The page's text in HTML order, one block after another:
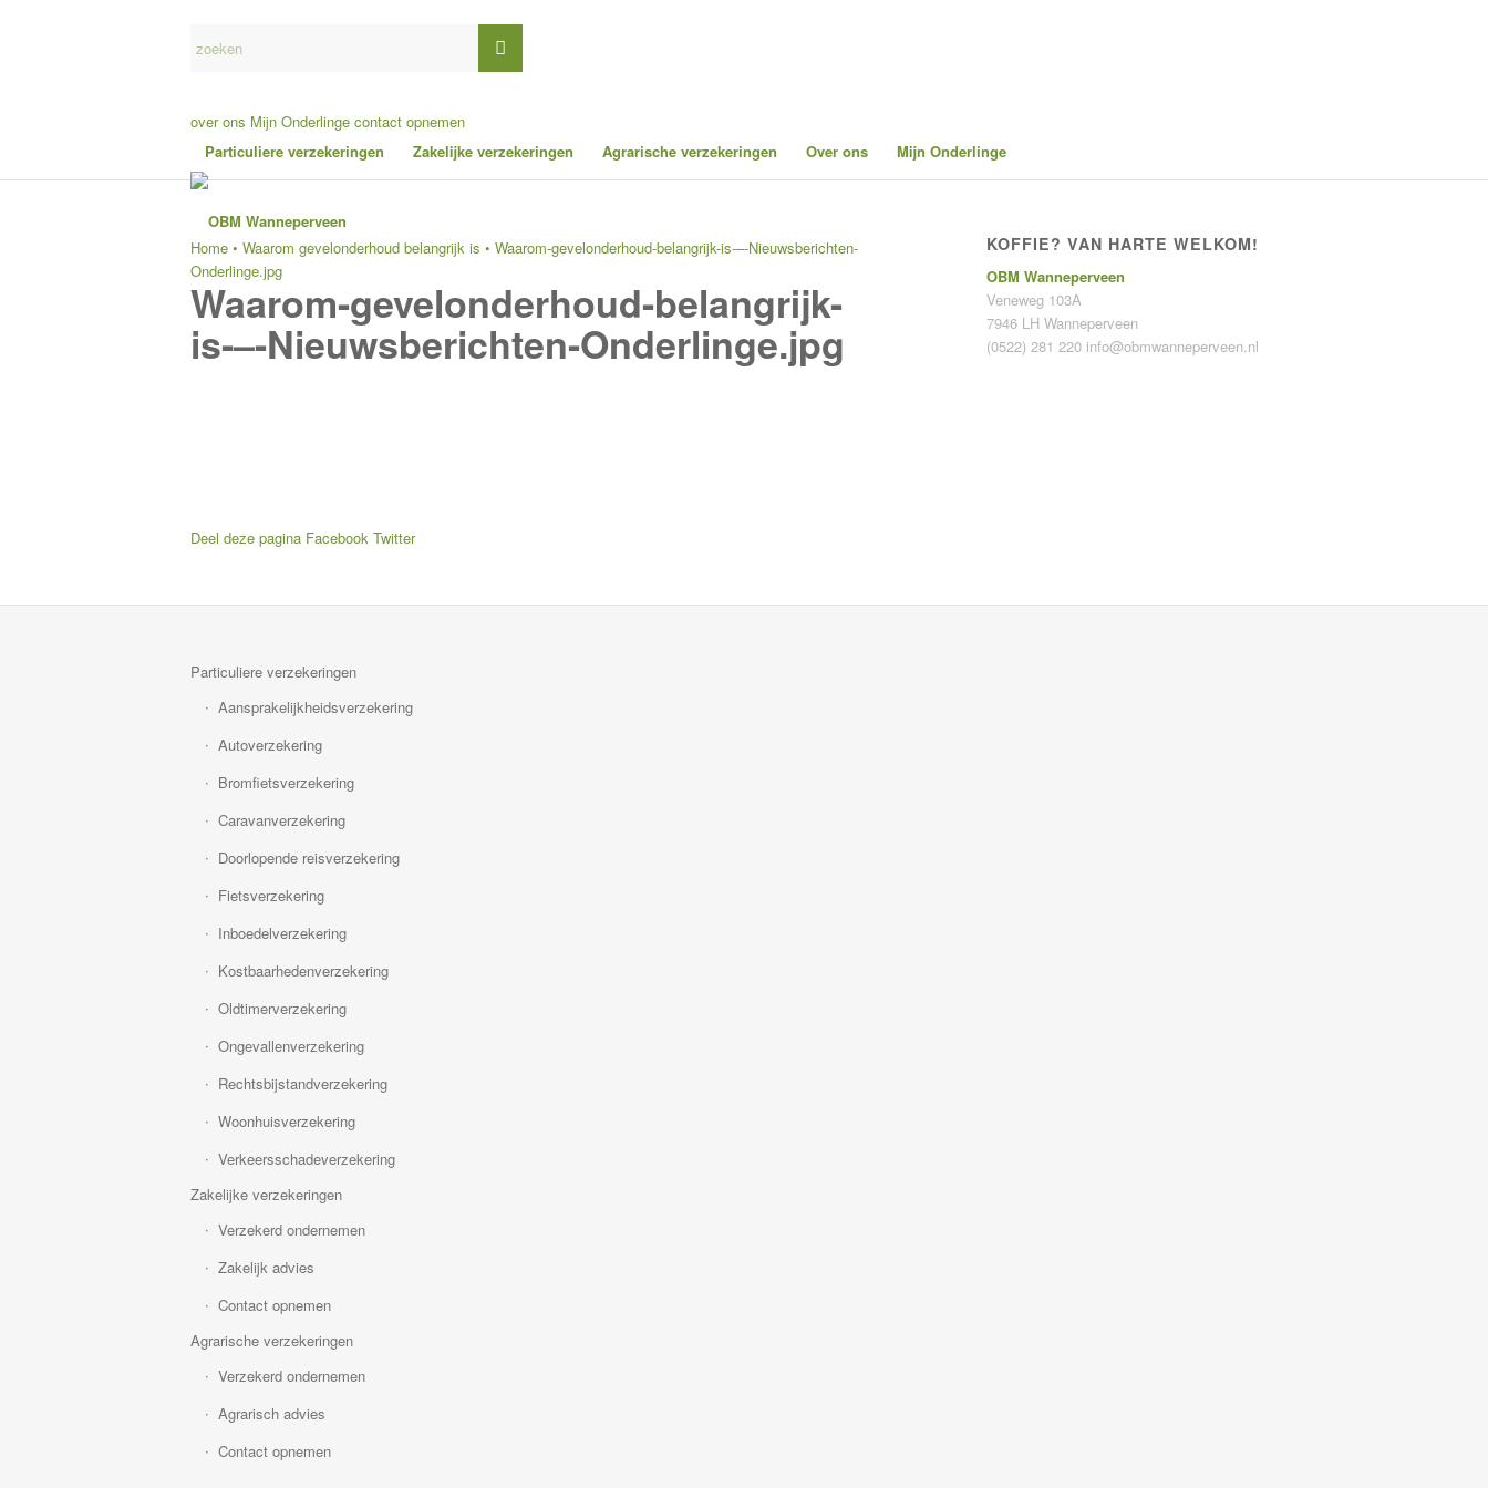
over ons Mijn Onderlinge contact opnemen
Particuliere verzekeringen
Zakelijke verzekeringen Agrarische verzekeringen Over ons Mijn Onderlinge
Home • Waarom gevelonderhoud belangrijk is • Waarom-gevelonderhoud-belangrijk-is-–-Nieuwsberichten-
Onderlinge.jpg
Waarom-gevelonderhoud-belangrijk-
is-–-Nieuwsberichten-Onderlinge.jpg
Deel deze pagina Facebook Twitter
KOFFIE? VAN HARTE WELKOM!
OBM Wanneperveen
Veneweg 103A
7946 LH Wanneperveen
(0522) 281 220 info@obmwanneperveen.nl
Particuliere verzekeringen
Aansprakelijkheidsverzekering
Autoverzekering
Bromfietsverzekering
Caravanverzekering
Doorlopende reisverzekering
Fietsverzekering
Inboedelverzekering
Kostbaarhedenverzekering
Oldtimerverzekering
Ongevallenverzekering
Rechtsbijstandverzekering
Woonhuisverzekering
Verkeersschadeverzekering
Zakelijke verzekeringen
Verzekerd ondernemen
Zakelijk advies
Contact opnemen
Agrarische verzekeringen
Verzekerd ondernemen
Agrarisch advies
Contact opnemen